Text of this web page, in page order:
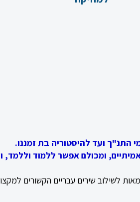
התנ"ך ועד להיסטוריה בת זמננו.
ומכולם אפשר ללמוד וללמד,
לשילוב שירים עבריים הקשורים